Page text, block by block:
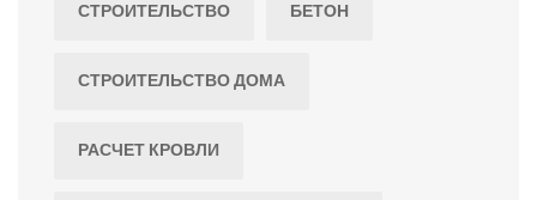
СТРОИТЕЛЬСТВО БЕТОН
СТРОИТЕЛЬСТВО ДОМА
РАСЧЕТ КРОВЛИ